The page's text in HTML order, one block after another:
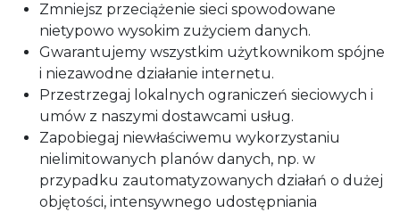
Zmniejsz przeciążenie sieci spowodowane
nietypowo wysokim zużyciem danych.
Gwarantujemy wszystkim użytkownikom spójne
i niezawodne działanie internetu.
Przestrzegaj lokalnych ograniczeń sieciowych i
umów z naszymi dostawcami usług.
Zapobiegaj niewłaściwemu wykorzystaniu
nielimitowanych planów danych, np. w
przypadku zautomatyzowanych działań o dużej
objętości, intensywnego udostępniania